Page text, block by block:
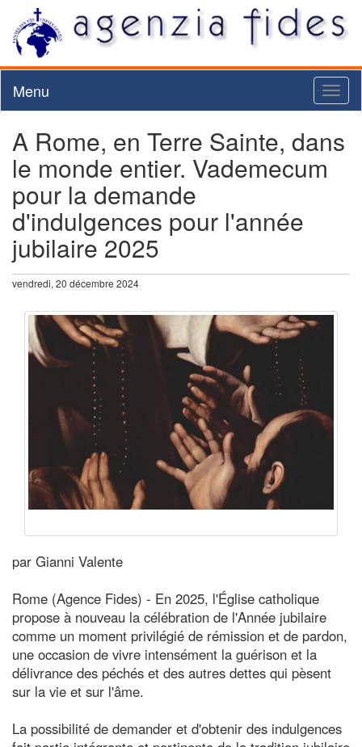
Menu
A Rome, en Terre Sainte, dans
le monde entier. Vademecum
pour la demande
d'indulgences pour l'année
jubilaire 2025
vendredi, 20 décembre 2024
par Gianni Valente
Rome (Agence Fides) - En 2025, l'Église catholique
propose à nouveau la célébration de l'Année jubilaire
comme un moment privilégié de rémission et de pardon,
une occasion de vivre intensément la guérison et la
délivrance des péchés et des autres dettes qui pèsent
sur la vie et sur l'âme.
La possibilité de demander et d'obtenir des indulgences